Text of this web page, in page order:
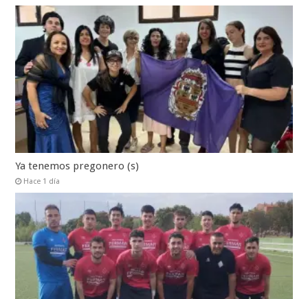
Ya tenemos pregonero (s)
Hace 1 día